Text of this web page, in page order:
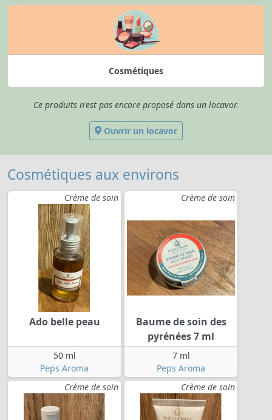
Cosmétiques
Ce produits n'est pas encore proposé dans un locavor.
Ouvrir un locavor
Cosmétiques aux environs
Crème de soin
Ado belle peau
50 ml
Peps Aroma
Crème de soin
Baume de soin des
pyrénées 7 ml
7 ml
Peps Aroma
Crème de soin
Crème de soin